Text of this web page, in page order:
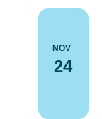
NOV
24